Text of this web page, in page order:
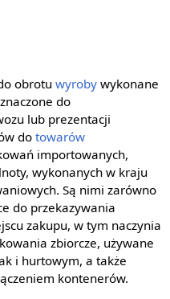
obrotu wyrobywykonane
do
lub prezentacji
dotowarów
importowanych,
wykonanych w kraju
Są nimi zarówno
do przekazywania
zakupu, w tym naczynia
zbiorcze, używane
i hurtowym, a także
kontenerów.